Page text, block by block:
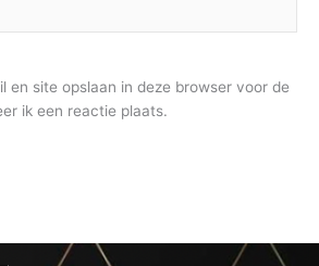
en site opslaan in deze browser voor de
ik een reactie plaats.